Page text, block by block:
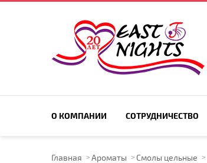
О КОМПАНИИ СОТРУДНИЧЕСТВО
ПОИСК ПО САЙТУ
Главная Ароматы Смолы цельные